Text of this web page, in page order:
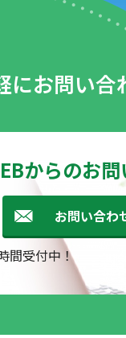
元に事務所がある点
にお問い合
からのお
お問い合わ
間受付中！